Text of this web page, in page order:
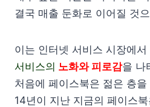
결국 매출 둔화로 이어질 것
이는 인터넷 서비스 시장에
서비스의 노화와 피로감을 나
처음에 페이스북은 젊은 층
14년이 지난 지금의 페이스